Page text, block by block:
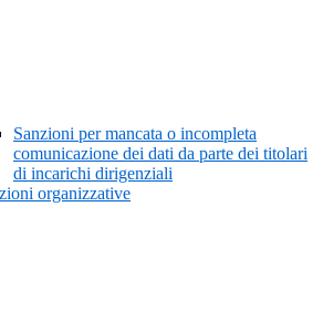
Sanzioni per mancata o incompleta
comunicazione dei dati da parte dei titolari
di incarichi dirigenziali
organizzative